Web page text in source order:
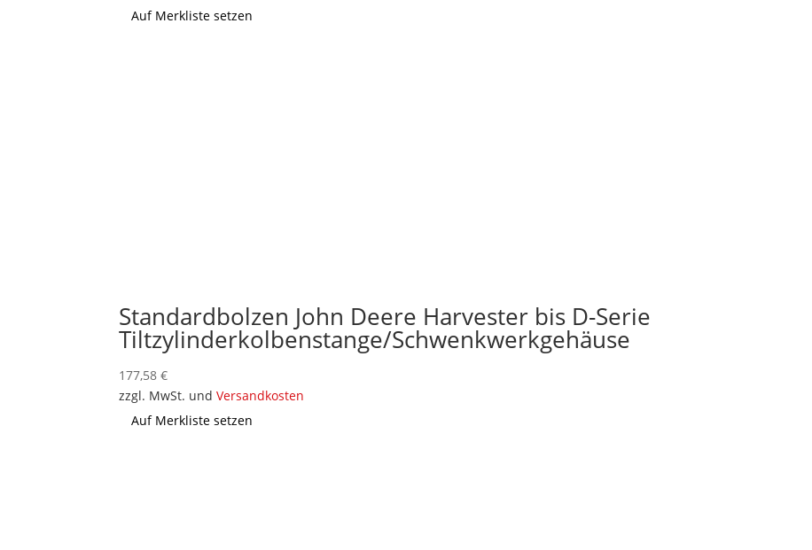
Auf Merkliste setzen
Standardbolzen John Deere Harvester bis D-Serie
Tiltzylinderkolbenstange/Schwenkwerkgehäuse
177,58€
zzgl. MwSt. undVersandkosten
Auf Merkliste setzen